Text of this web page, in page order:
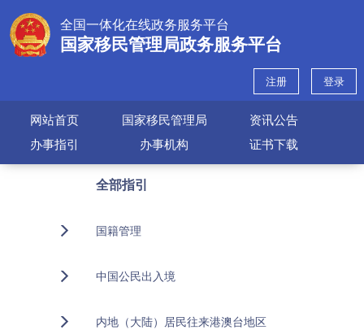
全国一体化在线政务服务平台
国家移民管理局政务服务平台
注册 登录
网站首页 国家移民管理局
资讯公告
办事指引
办事机构 证书下载
全部指引
国籍管理
中国公民出入境
内地（大陆）居民往来港澳台地区